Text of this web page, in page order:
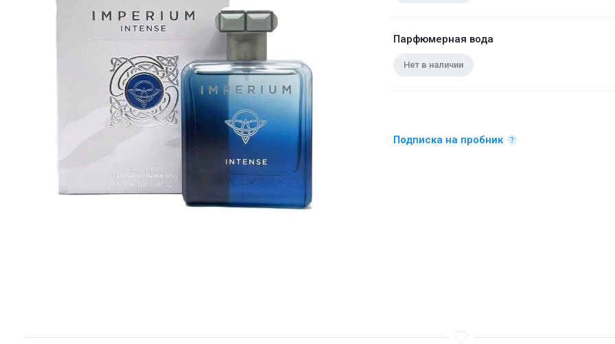
Парфюмерная вода
Нет в наличии
Подписка на пробник